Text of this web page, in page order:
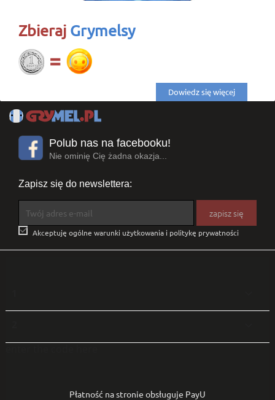
Zbieraj Grymelsy
Dowiedz się więcej
Polub nas na facebooku!
Nie ominię Cię żadna okazja...
Zapisz się do newslettera:
 Akceptuję ogólne warunki użytkowania i politykę prywatności
Płatność na stronie obsługuje PayU